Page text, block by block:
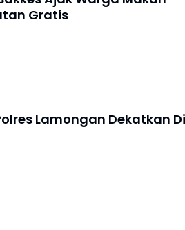
Gratis
Lamongan Dekatkan